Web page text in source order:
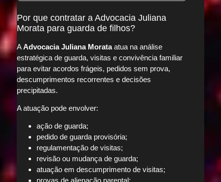
Por que contratar a Advocacia Juliana
Morata para guarda de filhos?
AAdvocacia Juliana Morataatua na análise
estratégica de guarda, visitas e convivência familiar
para evitar acordos frágeis, pedidos sem prova,
descumprimentos recorrentes e decisões
precipitadas.
A atuação pode envolver:
ação de guarda;
pedido de guarda provisória;
regulamentação de visitas;
revisão ou mudança de guarda;
atuação em descumprimento de visitas;